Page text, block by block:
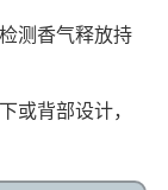
测香气释放持
或背部设计，